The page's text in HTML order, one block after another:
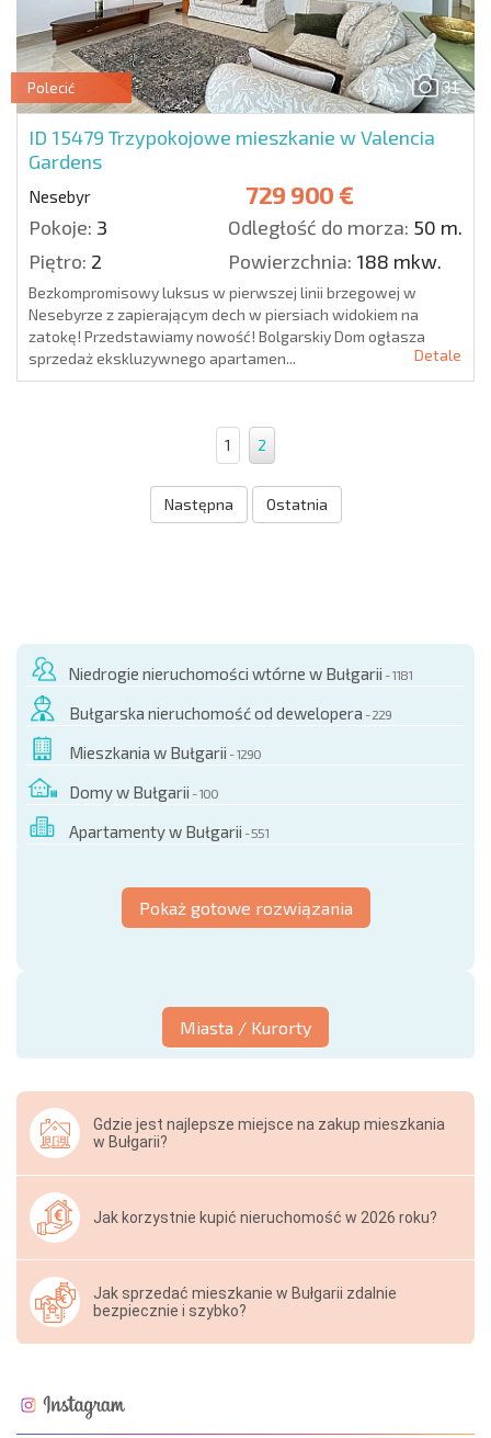
31
Polecić
ID 15479 Trzypokojowe mieszkanie w Valencia
Gardens
Nesebyr 729 900 €
Pokoje: 3 Odległość do morza: 50 m.
Piętro: 2 Powierzchnia: 188 mkw.
Bezkompromisowy luksus w pierwszej linii brzegowej w
Nesebyrze z zapierającym dech w piersiach widokiem na
zatokę! Przedstawiamy nowość! Bolgarskiy Dom ogłasza
sprzedaż ekskluzywnego apartamen...
Detale
1 2
Następna Ostatnia
Niedrogie nieruchomości wtórne w Bułgarii - 1181
Bułgarska nieruchomość od dewelopera - 229
Mieszkania w Bułgarii - 1290
Domy w Bułgarii - 100
Apartamenty w Bułgarii - 551
Pokaż gotowe rozwiązania
Miasta / Kurorty
Gdzie jest najlepsze miejsce na zakup mieszkania
w Bułgarii?
Jak korzystnie kupić nieruchomość w 2026 roku?
Jak sprzedać mieszkanie w Bułgarii zdalnie
bezpiecznie i szybko?